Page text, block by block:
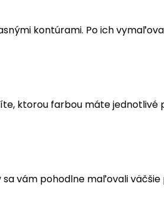
kontúrami. Po ich
ktorou farbou máte
vám pohodlne maľovali